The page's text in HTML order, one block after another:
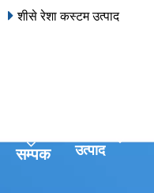
शीसे रेशा कस्टम उत्पाद
सम्पक
उत्पाद